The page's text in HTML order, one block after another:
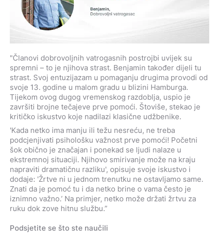
"Članovi dobrovoljnih vatrogasnih postrojbi uvijek su
spremni – to je njihova strast. Benjamin također dijeli tu
strast. Svoj entuzijazam u pomaganju drugima provodi od
svoje 13. godine u malom gradu u blizini Hamburga.
Tijekom ovog dugog vremenskog razdoblja, uspio je
završiti brojne tečajeve prve pomoći. Štoviše, stekao je
kritičko iskustvo koje nadilazi klasične udžbenike.
'Kada netko ima manju ili težu nesreću, ne treba
podcjenjivati psihološku važnost prve pomoći! Početni
šok obično je značajan i ponekad se ljudi nalaze u
ekstremnoj situaciji. Njihovo smirivanje može na kraju
napraviti dramatičnu razliku', opisuje svoje iskustvo i
dodaje: 'Žrtve ni u jednom trenutku ne ostavljamo same.
Znati da je pomoć tu i da netko brine o vama često je
iznimno važno.’ Na primjer, netko može držati žrtvu za
ruku dok zove hitnu službu.”
Podsjetite se što ste naučili